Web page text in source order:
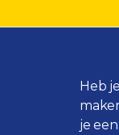
Heb
je